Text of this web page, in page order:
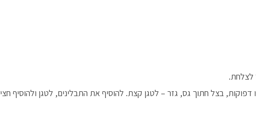
לצלחת.
דפוקות, בצל חתוך גס, גזר – לטגן קצת. להוסיף את התבלינים, לטגן ולהוסיף חצי